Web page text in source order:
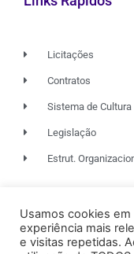
Licitações
Contratos
Sistema de Cultura
Legislação
Estrut.
© 2026.
Usamos cookies
experiência mais
e visitas repetidas.